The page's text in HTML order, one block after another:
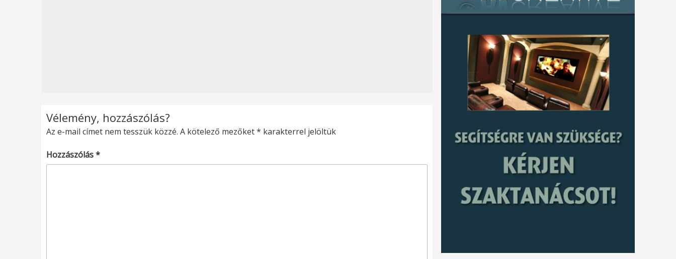
Vélemény, hozzászólás?
Az e-mail címet nem tesszük közzé. A kötelező mezőket* karakterrel jelöltük
Hozzászólás*